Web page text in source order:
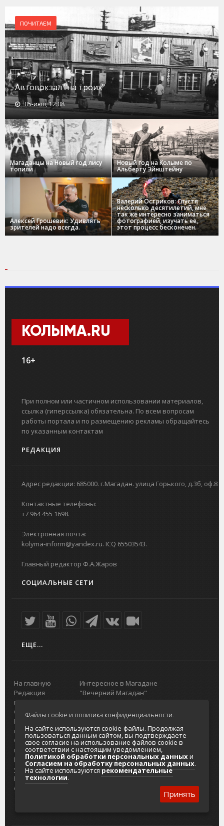
ПОЧИТАЕМ
Автовокзал "на троих"
05-июл, 12:08
Магаданцы на Новый год лису
топили
Новый год на Колыме по
Альберту Эйнштейну
Алексей Грошевик: Удивлять
зрителей надо всегда.
Валерий Остриков: Спустя
несколько десятилетий, мне
так же интересно заниматься
фотографией, изучать ее,
этот процесс бесконечен.
КОЛЫМА.RU
16+
При полном или частичном использовании материалов,
ссылка (гиперссылка) обязательна. По всем вопросам
работы портала и по размещению рекламы обращайтесь
по указанным контактам
РЕДАКЦИЯ
Адрес редакции: 685000. г.Магадан. улица Горького, д.3б, оф.8
Контактные телефоны:
+7 964 455 1698.
Электронная почта:
kolyma-inform@yandex.ru. ICQ 65503543.
Главный редактор Ф.А.Жаров
СОЦИАЛЬНЫЕ СЕТИ
ЕЩЕ...
На главную
Редакция
портала
О проекте
Реклама на
портале
Отзывы и
предложения
Интернет-
услуги
Разработка
сайтов
Интересное в Магадане
"Вечерний Магадан"
Городская доска объявлений
Главный туристический портал
Колымы
Политика в отношении обработки
персональных данных
Согласие на обработку персональных
данных
Файлы cookie и политика конфиденциальности.
На сайте используются cookie-файлы. Продолжая
пользоваться данным сайтом, вы подтверждаете
свое согласие на использование файлов cookie в
соответствии с настоящим уведомлением,
Политикой обработки персональных данныхи
Согласием на обработку персональных данных.
На сайте используютсярекомендательные
технологии.
Принять